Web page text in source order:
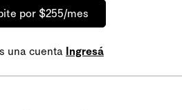
por $255/mes
una cuenta Ingresá